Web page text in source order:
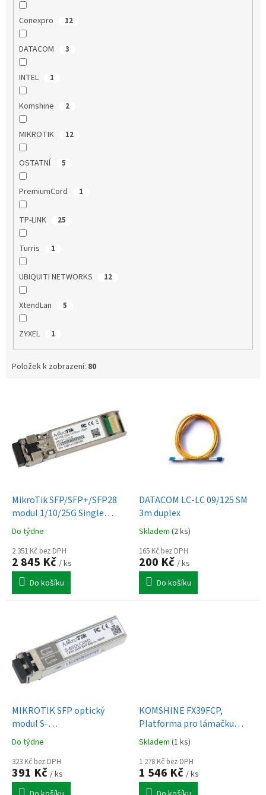
Conexpro 12
DATACOM 3
INTEL 1
Komshine 2
MIKROTIK 12
OSTATNÍ 5
PremiumCord 1
TP-LINK 25
Turris 1
UBIQUITI NETWORKS 12
XtendLan 5
ZYXEL 1
Položek k zobrazení: 80
MikroTik SFP/SFP+/SFP28
modul 1/10/25G Single
Mode 10km 1310nm
Do týdne
2 351 Kč bez DPH
2 845 Kč / ks
Do košíku
DATACOM LC-LC 09/125 SM
3m duplex
Skladem (2 ks)
165 Kč bez DPH
200 Kč / ks
Do košíku
MIKROTIK SFP optický
modul S-
85DLC05D,MM,550m,1.25G,850nm
Do týdne
323 Kč bez DPH
391 Kč / ks
KOMSHINE FX39FCP,
Platforma pro lámačku
optických vláken k FX39
Skladem (1 ks)
1 278 Kč bez DPH
1 546 Kč / ks